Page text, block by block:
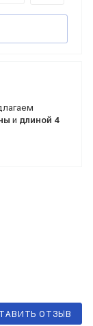
и длиной 4
ОТЗЫВ